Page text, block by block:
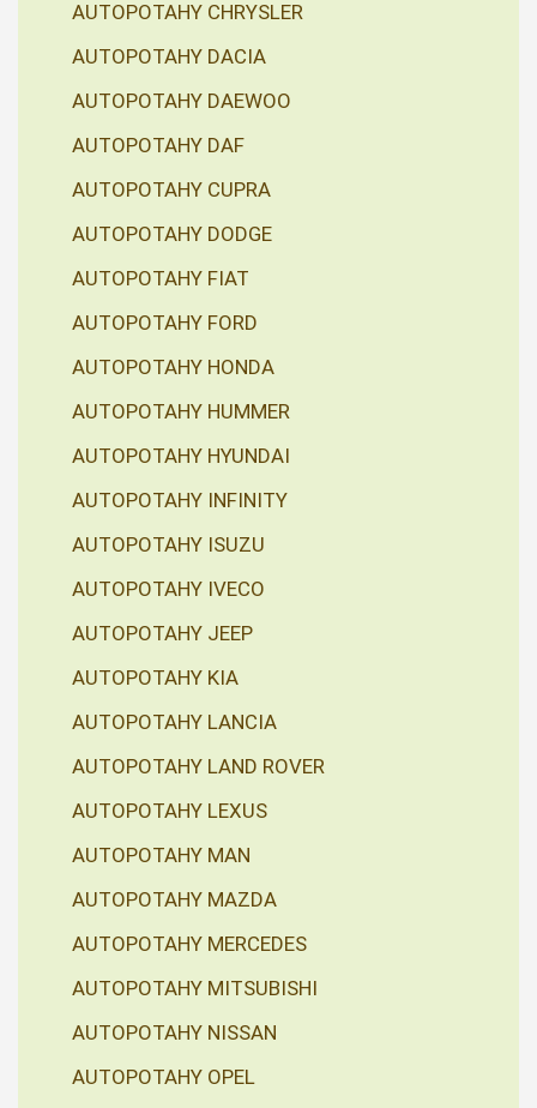
AUTOPOTAHY CHRYSLER
AUTOPOTAHY DACIA
AUTOPOTAHY DAEWOO
AUTOPOTAHY DAF
AUTOPOTAHY CUPRA
AUTOPOTAHY DODGE
AUTOPOTAHY FIAT
AUTOPOTAHY FORD
AUTOPOTAHY HONDA
AUTOPOTAHY HUMMER
AUTOPOTAHY HYUNDAI
AUTOPOTAHY INFINITY
AUTOPOTAHY ISUZU
AUTOPOTAHY IVECO
AUTOPOTAHY JEEP
AUTOPOTAHY KIA
AUTOPOTAHY LANCIA
AUTOPOTAHY LAND ROVER
AUTOPOTAHY LEXUS
AUTOPOTAHY MAN
AUTOPOTAHY MAZDA
AUTOPOTAHY MERCEDES
AUTOPOTAHY MITSUBISHI
AUTOPOTAHY NISSAN
AUTOPOTAHY OPEL